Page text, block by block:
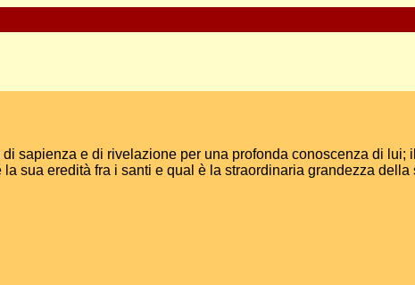
sapienza e di rivelazione per una profonda conoscenza di lui;
sua eredità fra i santi e qual è la straordinaria grandezza